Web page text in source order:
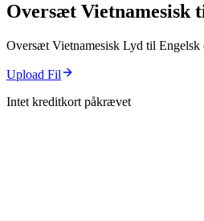
Oversæt Vietnamesisk
Oversæt Vietnamesisk Lyd til Engelsk
Upload Fil
Intet kreditkort påkrævet